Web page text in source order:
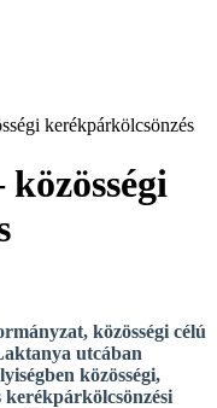
kerékpárkölcsönzés
közösségi célú
utcában
közösségi,
kerékpárkölcsönzési